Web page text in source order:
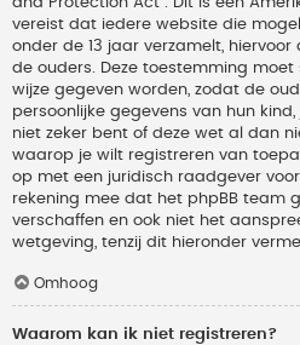
vereist dat iedere website die
onder de 13 jaar verzamelt,
de ouders. Deze toestemming
wijze gegeven worden, zodat de
persoonlijke gegevens van hun
niet zeker bent of deze wet al dan
waarop je wilt registreren van
op met een juridisch raadgever
rekening mee dat het phpBB team
verschaffen en ook niet het
wetgeving, tenzij dit hieronder
Omhoog
Waarom kan ik niet registreren?